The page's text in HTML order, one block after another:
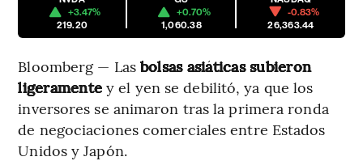
+3.47%
219.20
+0.70%
1,060.38
-0.83%
26,363.44
Bloomberg — Las bolsas asiáticas subieron
ligeramente y el yen se debilitó, ya que los
inversores se animaron tras la primera ronda
de negociaciones comerciales entre Estados
Unidos y Japón.